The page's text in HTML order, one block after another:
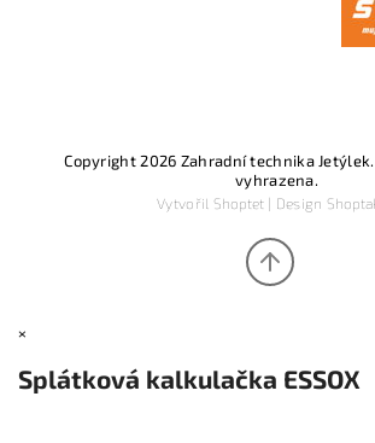
Copyright 2026 Zahradní technika Jetýlek
vyhrazena.
Vytvořil Shoptet| Design
×
Splátková kalkulačka ESSOX